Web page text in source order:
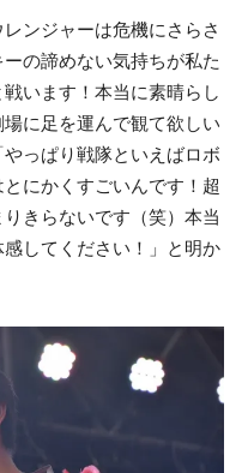
ンジャーは危機にさらさ
の諦めない気持ちが私た
います！本当に素晴らし
に足を運んで観て欲しい
っぱり戦隊といえばロボ
にかくすごいんです！超
きらないです（笑）本当
してください！」と明か